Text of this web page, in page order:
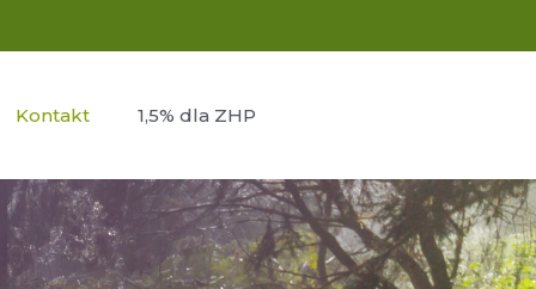
Kontakt 1,5% dla ZHP